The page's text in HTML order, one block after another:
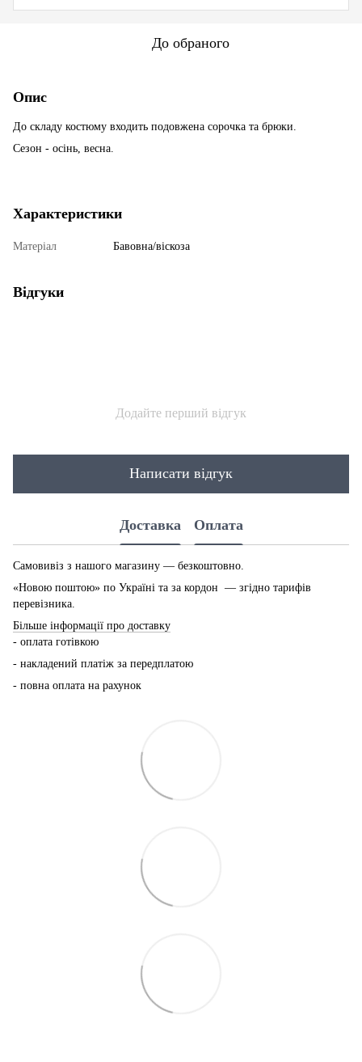
До обраного
Опис
До складу костюму входить подовжена сорочка та брюки.
Сезон - осінь, весна.
Характеристики
Матеріал Бавовна/віскоза
Відгуки
Додайте перший відгук
Написати відгук
Доставка Оплата
Самовивіз з нашого магазину — безкоштовно.
«Новою поштою» по Україні та за кордон — згідно тарифів
перевізника.
Більше інформації про доставку
- оплата готівкою
- накладений платіж за передплатою
- повна оплата на рахунок